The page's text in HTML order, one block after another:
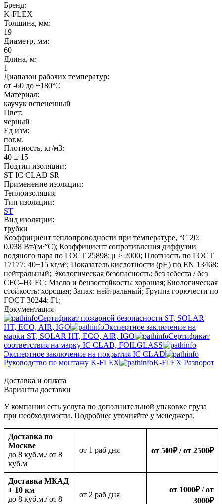
Бренд:
K-FLEX
Толщина, мм:
19
Диаметр, мм:
60
Длина, м:
1
Диапазон рабочих температур:
от -60 до +180°C
Материал:
каучук вспененный
Цвет:
черный
Ед изм:
пог.м.
Плотность, кг/м3:
40 ± 15
Подтип изоляции:
ST IC CLAD SR
Применение изоляции:
Теплоизоляция
Тип изоляции:
ST
Вид изоляции:
трубки
Коэффициент теплопроводности при температуре, °C 20:
0,038 Вт/(м·°C); Коэффициент сопротивления диффузии
водяного пара по ГОСТ 25898: μ ≥ 2000; Плотность по ГОСТ
17177: 40±15 кг/м³; Показатель кислотности (pH) по EN 13468:
нейтральный; Экологическая безопасность: без асбеста / без
CFC–HCFC; Масло и бензостойкость: хорошая; Биологическая
стойкость: хорошая; Запах: нейтральный; Группа горючести по
ГОСТ 30244: Г1;
Документация
Сертификат пожарной безопасности ST, SOLAR
HT, ECO, AIR, IGO
Экспертное заключение на
марки ST, SOLAR HT, ECO, AIR, IGO
Сертификат
соответствия на марку IC CLAD, FOILGLASS
Экспертное заключение на покрытия IC CLAD
Руководство по монтажу K-FLEX
K-FLEX Разворот
Доставка и оплата
Варианты доставки
У компании есть услуга по дополнительной упаковке груза
при необходимости. Подробнее уточняйте у менеджера.
Доставка по
Москве
до 8 куб.м./ от 8
куб.м
oт 1 раб дня от 500₽/ от 2500₽
Доставка МКАД
+ 10 км
до 8 куб.м./ от 8
oт 2 раб дня
от 1000₽/от
3000₽